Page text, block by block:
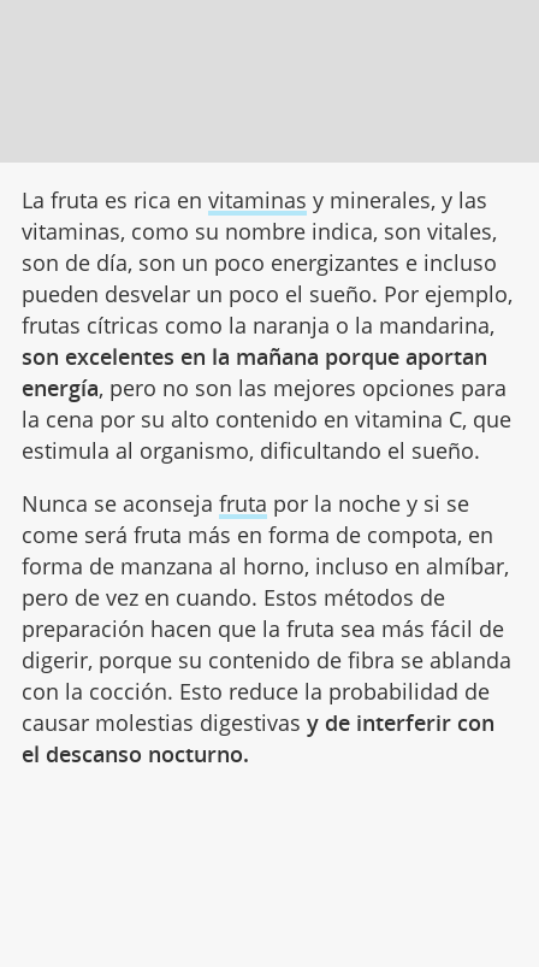
La fruta es rica envitaminas y minerales, y las
vitaminas, como su nombre indica, son vitales,
son de día, son un poco energizantes e incluso
pueden desvelar un poco el sueño. Por ejemplo,
frutas cítricas como la naranja o la mandarina,
son excelentes en la mañana porque aportan
energía , pero no son las mejores opciones para
la cena por su alto contenido en vitamina C, que
Nunca se aconsejafruta por la noche y si se
come será fruta más en forma de compota, en
forma de manzana al horno, incluso en almíbar,
pero de vez en cuando. Estos métodos de
preparación hacen que la fruta sea más fácil de
digerir, porque su contenido de fibra se ablanda
con la cocción. Esto reduce la probabilidad de
causar molestias digestivas